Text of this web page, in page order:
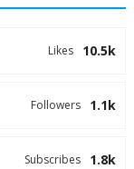
10.5k
Likes
1.1k
Followers
1.8k
Subscribes